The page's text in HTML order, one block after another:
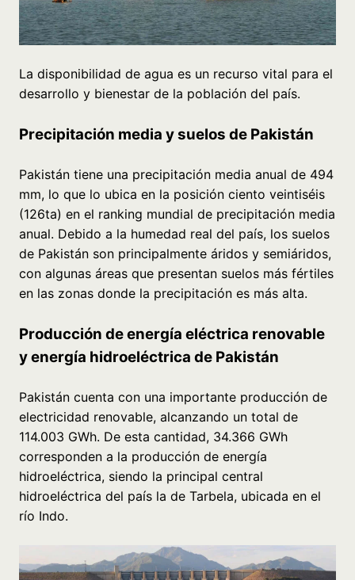
La disponibilidad de agua es un recurso vital para el
desarrollo y bienestar de la población del país.
Precipitación media y suelos de Pakistán
Pakistán tiene una precipitación media anual de 494
mm, lo que lo ubica en la posición ciento veintiséis
(126ta) en el ranking mundial de precipitación media
anual. Debido a la humedad real del país, los suelos
de Pakistán son principalmente áridos y semiáridos,
con algunas áreas que presentan suelos más fértiles
en las zonas donde la precipitación es más alta.
Producción de energía eléctrica renovable
y energía hidroeléctrica de Pakistán
Pakistán cuenta con una importante producción de
electricidad renovable, alcanzando un total de
114.003 GWh. De esta cantidad, 34.366 GWh
corresponden a la producción de energía
hidroeléctrica, siendo la principal central
hidroeléctrica del país la de Tarbela, ubicada en el
río Indo.